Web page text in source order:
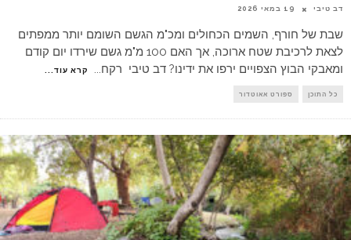
דב טיבי 19 במאי 2026
שבת של חורף, השמים הכחולים ומכ"מ הגשם השומם יותר ממפתים
לצאת לרכיבת שטח ארוכה, אך האם 100 מ"מ גשם שירדו יום קודם
ומאבקי הבוץ הצפויים ירפו את ידינו? דב טיבי רקח... קרא עוד...
כל התוכן ספורט אאוטדור